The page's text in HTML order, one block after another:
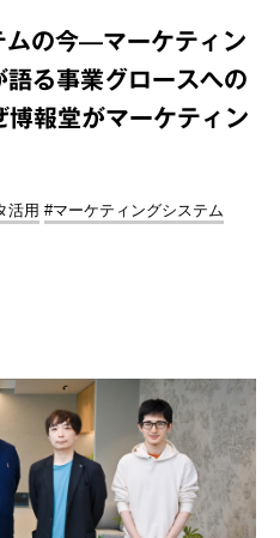
ムの今—マーケティン
る事業グロースへの
報堂がマーケティン
活用 #マーケティングシステム